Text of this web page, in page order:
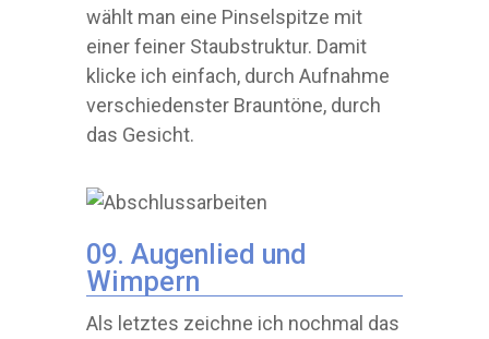
wählt man eine Pinselspitze mit
einer feiner Staubstruktur. Damit
klicke ich einfach, durch Aufnahme
verschiedenster Brauntöne, durch
das Gesicht.
09. Augenlied und
Wimpern
Als letztes zeichne ich nochmal das